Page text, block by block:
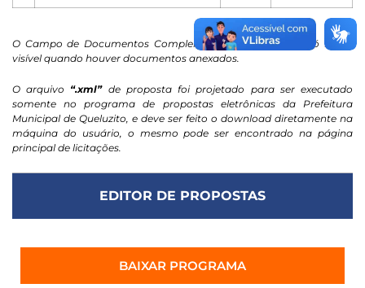
O Campo de Documentos Complementares / Contratos só ficará
visível quando houver documentos anexados.
O arquivo “.xml”de proposta foi projetado para ser executado
somente no programa de propostas eletrônicas da Prefeitura
Municipal de Queluzito, e deve ser feito o download diretamente na
máquina do usuário, o mesmo pode ser encontrado na página
principal de licitações.
EDITOR DE PROPOSTAS
BAIXAR PROGRAMA